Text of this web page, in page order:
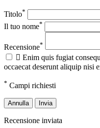
Titolo*
Il tuo nome*
Recensione*
 Enim quis fugiat
occaecat deserunt aliquip nisi
* Campi richiesti
Annulla Invia
Recensione inviata